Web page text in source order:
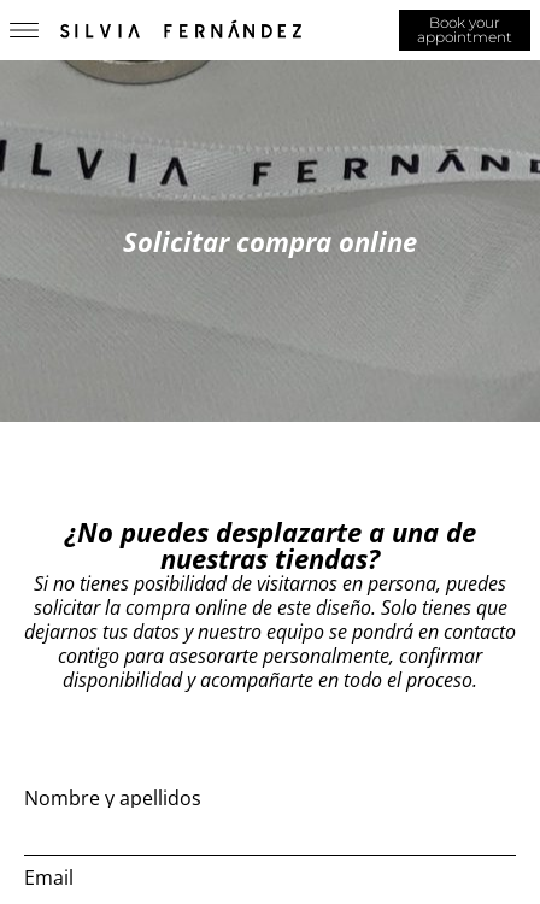
Book your
appointment
Solicitar compra online
¿No puedes desplazarte a una de
nuestras tiendas?
Si no tienes posibilidad de visitarnos en persona, puedes
solicitar la compra online de este diseño. Solo tienes que
dejarnos tus datos y nuestro equipo se pondrá en contacto
contigo para asesorarte personalmente, confirmar
disponibilidad y acompañarte en todo el proceso.
Nombre y apellidos
Email